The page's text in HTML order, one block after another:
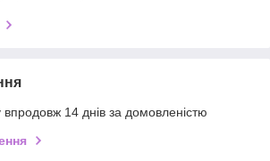
14 днів за домовленістю